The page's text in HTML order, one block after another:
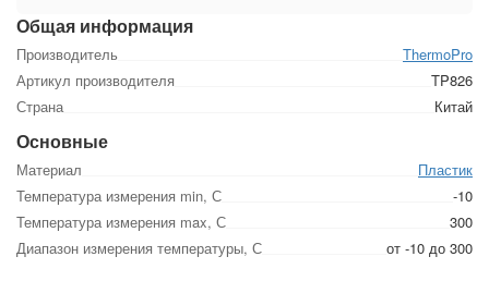
Общая информация
Производитель
ThermoPro
Артикул производителя
TP826
Страна
Китай
Основные
Материал
Пластик
Температура измерения min, С
-10
Температура измерения max, С
300
Диапазон измерения температуры, С
от -10 до 300